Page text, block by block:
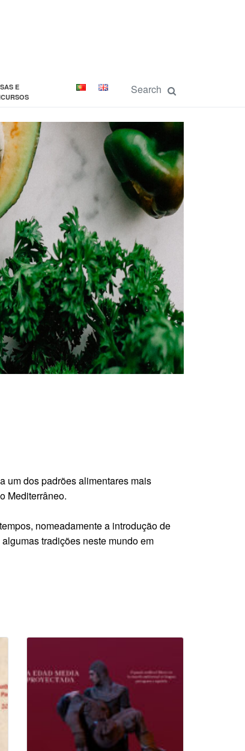
E
um dos padrões alimentares mais
Mediterrâneo.
nomeadamente a introdução de
tradições neste mundo em